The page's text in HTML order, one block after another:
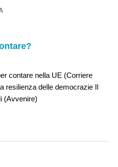
contare nella UE (Corriere
resilienza delle democrazie Il
(Avvenire)